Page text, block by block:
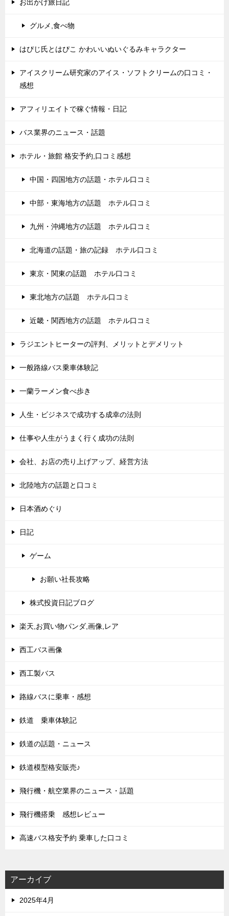
お出かけ旅日記
グルメ,食べ物
はぴじ氏とはぴこ かわいいぬいぐるみキャラクター
アイスクリーム研究家のアイス・ソフトクリームの口コミ・
感想
アフィリエイトで稼ぐ情報・日記
バス業界のニュース・話題
ホテル・旅館 格安予約,口コミ感想
中国・四国地方の話題・ホテル口コミ
中部・東海地方の話題 ホテル口コミ
九州・沖縄地方の話題 ホテル口コミ
北海道の話題・旅の記録 ホテル口コミ
東京・関東の話題 ホテル口コミ
東北地方の話題 ホテル口コミ
近畿・関西地方の話題 ホテル口コミ
ラジエントヒーターの評判、メリットとデメリット
一般路線バス乗車体験記
一蘭ラーメン食べ歩き
人生・ビジネスで成功する成幸の法則
仕事や人生がうまく行く成功の法則
会社、お店の売り上げアップ、経営方法
北陸地方の話題と口コミ
日本酒めぐり
日記
ゲーム
お願い社長攻略
株式投資日記ブログ
楽天,お買い物パンダ,画像,レア
西工バス画像
西工製バス
路線バスに乗車・感想
鉄道 乗車体験記
鉄道の話題・ニュース
鉄道模型格安販売♪
飛行機・航空業界のニュース・話題
飛行機搭乗 感想レビュー
高速バス格安予約 乗車した口コミ
アーカイブ
2025年4月